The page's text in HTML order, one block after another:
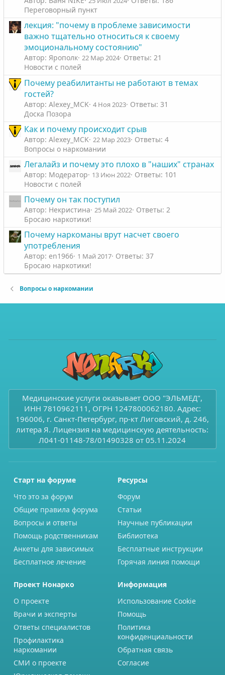
Тушите свет, сливайте воду. И не обманывай себя
дальше.....
Переговорный пункт
лекция: "почему в проблеме зависимости
важно тщательно относиться к своему
эмоциональному состоянию"
Автор: Ярополк 22 Мар 2024 Ответы: 21
Новости с полей
Почему реабилитанты не работают в темах
гостей?
Автор: Alexey_MCK 4 Ноя 2023 Ответы: 31
Доска Позора
Как и почему происходит срыв
Автор: Alexey_MCK 22 Мар 2023 Ответы: 4
Вопросы о наркомании
Легалайз и почему это плохо в "наших" странах
Автор: Модератор 13 Июн 2022 Ответы: 101
Новости с полей
Почему он так поступил
Автор: Некристина 25 Май 2022 Ответы: 2
Бросаю наркотики!
Почему наркоманы врут насчет своего
употребления
Автор: en1966 1 Май 2017 Ответы: 37
Бросаю наркотики!
Вопросы о наркомании
Медицинские услуги оказывает ООО "ЭЛЬМЕД",
ИНН 7810962111, ОГРН 1247800062180. Адрес:
196006, г. Санкт-Петербург, пр-кт Лиговский, д. 246,
литера Я. Лицензия на медицинскую деятельность:
Л041-01148-78/01490328 от 05.11.2024
Старт на форуме
Что это за форум
Общие правила форума
Вопросы и ответы
Помощь родственникам
Анкеты для зависимых
Бесплатное лечение
Ресурсы
Форум
Статьи
Научные публикации
Библиотека
Бесплатные инструкции
Горячая линия помощи
Проект Нонарко
О проекте
Врачи и эксперты
Ответы специалистов
Профилактика
наркомании
СМИ о проекте
Информация
Использование Cookie
Помощь
Политика
конфиденциальности
Обратная связь
Согласие